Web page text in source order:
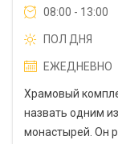
08:00 - 13:00
ПОЛ ДНЯ
ЕЖЕДНЕВНО
Храмовый
назвать одним
монастырей. Он